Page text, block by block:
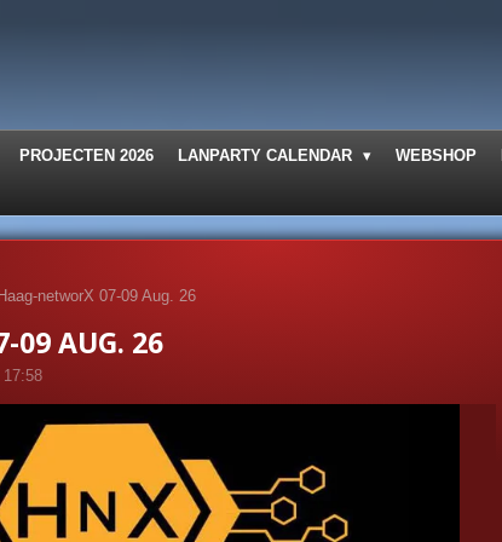
PROJECTEN 2026 LANPARTY CALENDAR WEBSHOP
Haag-networX 07-09 Aug. 26
09 AUG. 26